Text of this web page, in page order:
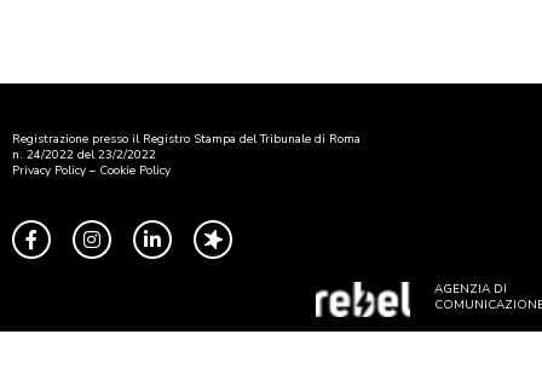
Registrazione presso il Registro Stampa del Tribunale di Roma
n. 24/2022 del 23/2/2022
Privacy Policy – Cookie Policy
AGENZIA DI